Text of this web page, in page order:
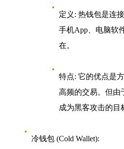
定义 : 热钱包是连
手机App、电脑软
在。
特点: 它的优点是
高频的交易。但由
成为黑客攻击的目
冷钱包 (Cold Wallet):